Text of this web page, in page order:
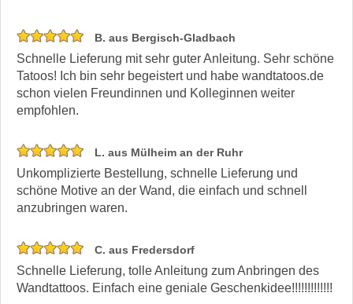
B. aus Bergisch-Gladbach
Schnelle Lieferung mit sehr guter Anleitung. Sehr schöne
Tatoos! Ich bin sehr begeistert und habe wandtatoos.de
schon vielen Freundinnen und Kolleginnen weiter
empfohlen.
L. aus Mülheim an der Ruhr
Unkomplizierte Bestellung, schnelle Lieferung und
schöne Motive an der Wand, die einfach und schnell
anzubringen waren.
C. aus Fredersdorf
Schnelle Lieferung, tolle Anleitung zum Anbringen des
Wandtattoos. Einfach eine geniale Geschenkidee!!!!!!!!!!!!!